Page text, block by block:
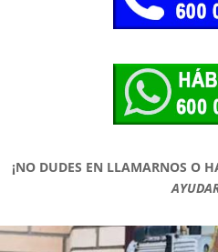
¡NO DUDES EN LLAMARNOS O